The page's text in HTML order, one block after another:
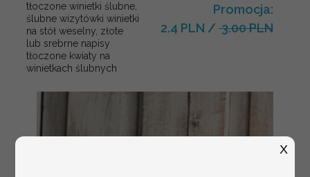
tłoczone winietki ślubne,
ślubne wizytówki winietki
na stół weselny, złote
lub srebrne napisy
tłoczone kwiaty na
winietkach ślubnych
Promocja:
2.4 PLN / 3.00 PLN
X